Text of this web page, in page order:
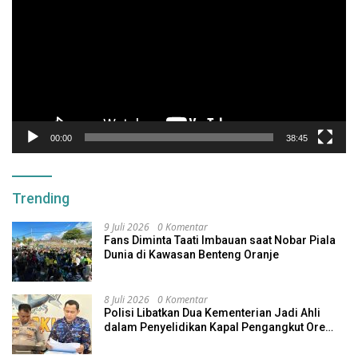
00:00 38:45
Trending
9 Juli 2026 0 Komentar
Fans Diminta Taati Imbauan saat Nobar Piala
Dunia di Kawasan Benteng Oranje
8 Juli 2026 0 Komentar
Polisi Libatkan Dua Kementerian Jadi Ahli
dalam Penyelidikan Kapal Pengangkut Ore